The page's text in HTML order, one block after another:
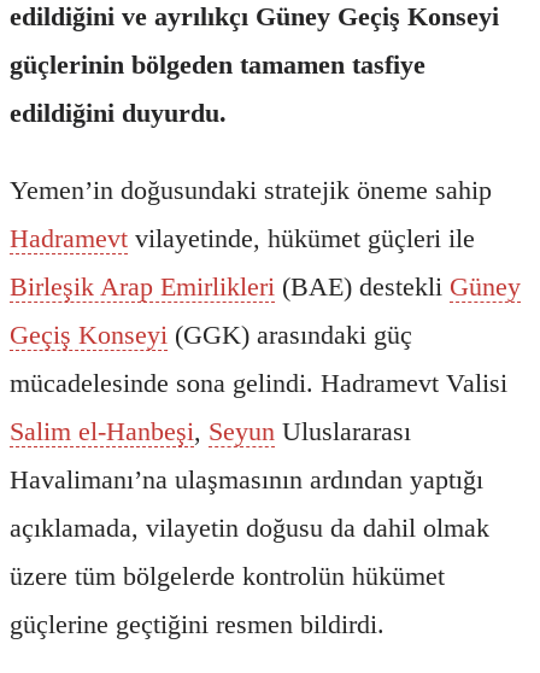
edildiğini ve ayrılıkçı Güney Geçiş Konseyi
güçlerinin bölgeden tamamen tasfiye
edildiğini duyurdu.
Yemen’in doğusundaki stratejik öneme sahip
Hadramevt vilayetinde, hükümet güçleri ile
Birleşik Arap Emirlikleri (BAE) destekli Güney
Geçiş Konseyi (GGK) arasındaki güç
mücadelesinde sona gelindi. Hadramevt Valisi
Salim el-Hanbeşi, Seyun Uluslararası
Havalimanı’na ulaşmasının ardından yaptığı
açıklamada, vilayetin doğusu da dahil olmak
üzere tüm bölgelerde kontrolün hükümet
güçlerine geçtiğini resmen bildirdi.